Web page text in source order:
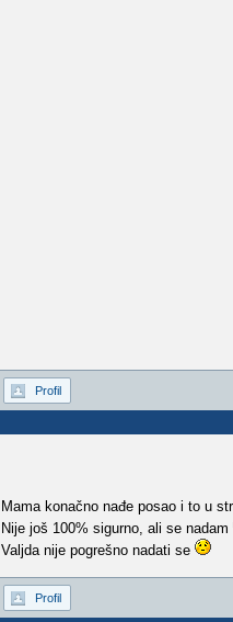
Profil
Mama konačno nađe posao i to u
Nije još 100% sigurno, ali se nadam
Valjda nije pogrešno nadati se
Profil